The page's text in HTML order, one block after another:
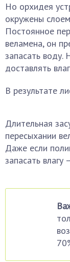
Но орхидея
окружены
Постоянное
веламена, он
запасать воду.
доставлять
В результате
Длительная
пересыхании
Даже если
запасать влагу